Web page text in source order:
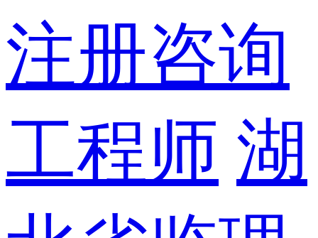
注册咨询
工程师 湖